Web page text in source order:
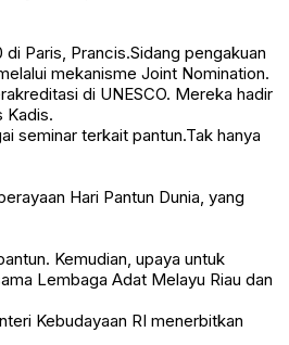
Paris, Prancis.Sidang pengakuan
mekanisme Joint Nomination.
di UNESCO. Mereka hadir
Kadis.
seminar terkait pantun.Tak hanya
Hari Pantun Dunia, yang
Kemudian, upaya untuk
Lembaga Adat Melayu Riau dan
Kebudayaan RI menerbitkan